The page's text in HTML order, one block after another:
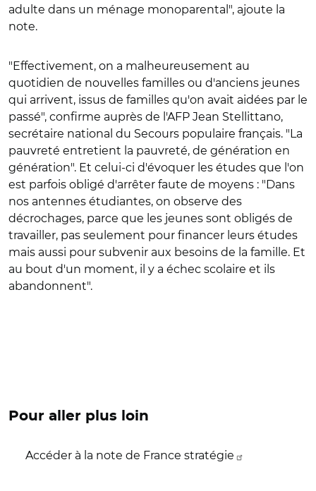
adulte dans un ménage monoparental", ajoute la
note.
"Effectivement, on a malheureusement au
quotidien de nouvelles familles ou d'anciens jeunes
qui arrivent, issus de familles qu'on avait aidées par le
passé", confirme auprès de l'AFP Jean Stellittano,
secrétaire national du Secours populaire français. "La
pauvreté entretient la pauvreté, de génération en
génération". Et celui-ci d'évoquer les études que l'on
est parfois obligé d'arrêter faute de moyens : "Dans
nos antennes étudiantes, on observe des
décrochages, parce que les jeunes sont obligés de
travailler, pas seulement pour financer leurs études
mais aussi pour subvenir aux besoins de la famille. Et
au bout d'un moment, il y a échec scolaire et ils
abandonnent".
Pour aller plus loin
Accéder à la note de France stratégie